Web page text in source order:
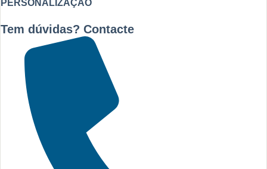
PERSONALIZAÇÃO
Tem dúvidas? Contacte